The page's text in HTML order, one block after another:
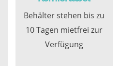
Behälter stehen bis zu
10 Tagen mietfrei zur
Verfügung